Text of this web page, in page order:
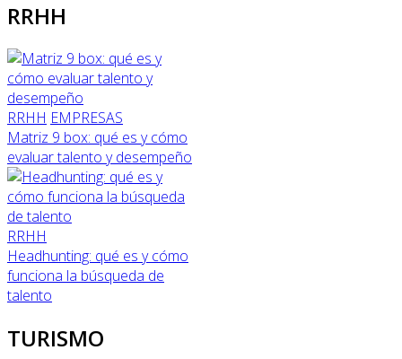
RRHH
RRHH EMPRESAS
Matriz 9 box: qué es y cómo
evaluar talento y desempeño
RRHH
Headhunting: qué es y cómo
funciona la búsqueda de
talento
TURISMO